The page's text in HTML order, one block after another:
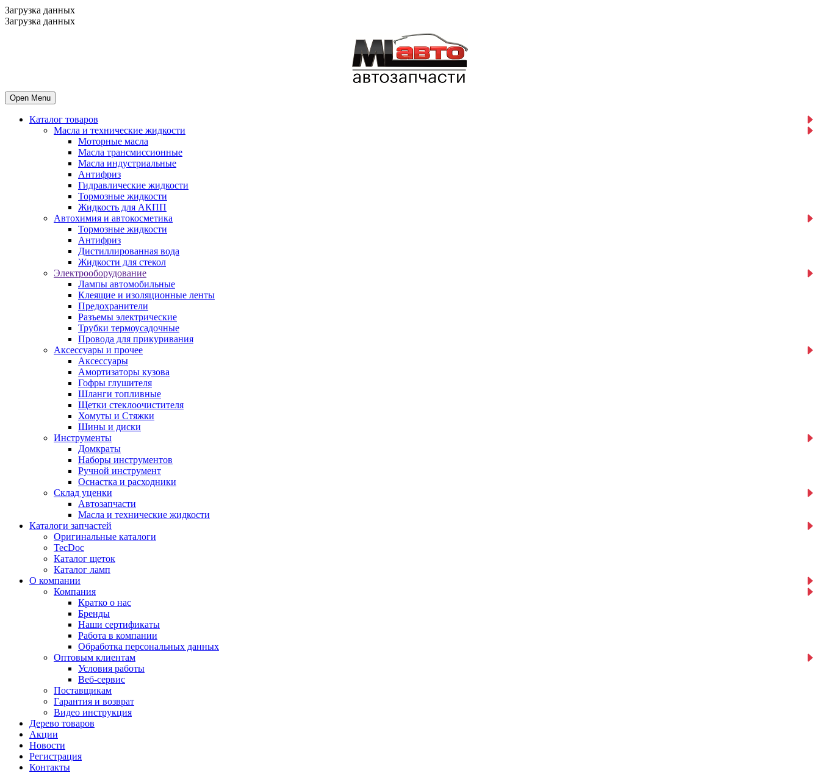
Загрузка данных
Загрузка данных
Open Menu
Каталог товаров
Масла и технические жидкости
Mоторные масла
Масла трансмиссионные
Масла индустриальные
Антифриз
Гидравлические жидкости
Тормозные жидкости
Жидкость для АКПП
Автохимия и автокосметика
Тормозные жидкости
Антифриз
Дистиллированная вода
Жидкости для стекол
Электрооборудование
Лампы автомобильные
Клеящие и изоляционные ленты
Предохранители
Разъемы электрические
Трубки термоусадочные
Провода для прикуривания
Аксессуары и прочее
Аксессуары
Амортизаторы кузова
Гофры глушителя
Шланги топливные
Щетки стеклоочистителя
Хомуты и Стяжки
Шины и диски
Инструменты
Домкраты
Наборы инструментов
Ручной инструмент
Оснастка и расходники
Склад уценки
Автозапчасти
Масла и технические жидкости
Каталоги запчастей
Оригинальные каталоги
TecDoc
Каталог щеток
Каталог ламп
О компании
Компания
Кратко о нас
Бренды
Наши сертификаты
Работа в компании
Обработка персональных данных
Оптовым клиентам
Условия работы
Веб-сервис
Поставщикам
Гарантия и возврат
Видео инструкция
Дерево товаров
Акции
Новости
Регистрация
Контакты